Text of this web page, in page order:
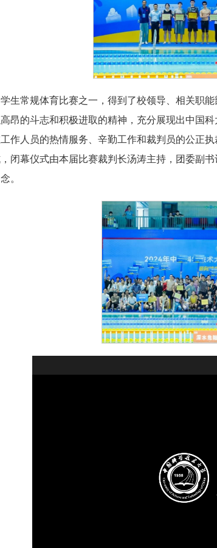
生常规体育比赛之一，得到了校领导、相关职
昂的斗志和积极进取的精神，充分展现出中国
作人员的热情服务、辛勤工作和裁判员的公正
闭幕仪式由本届比赛裁判长汤涛主持，团委副
。